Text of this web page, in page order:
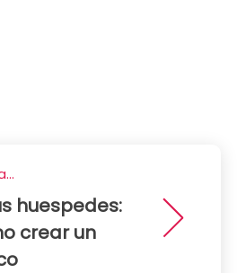
huespedes:
crear un